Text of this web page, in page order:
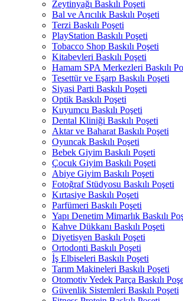
Zeytinyağı Baskılı Poşeti
Bal ve Arıcılık Baskılı Poşeti
Terzi Baskılı Poşeti
PlayStation Baskılı Poşeti
Tobacco Shop Baskılı Poşeti
Kitabevleri Baskılı Poşeti
Hamam SPA Merkezleri Baskılı
Tesettür ve Eşarp Baskılı Poşeti
Siyasi Parti Baskılı Poşeti
Optik Baskılı Poşeti
Kuyumcu Baskılı Poşeti
Dental Kliniği Baskılı Poşeti
Aktar ve Baharat Baskılı Poşeti
Oyuncak Baskılı Poşeti
Bebek Giyim Baskılı Poşeti
Çocuk Giyim Baskılı Poşeti
Abiye Giyim Baskılı Poşeti
Fotoğraf Stüdyosu Baskılı Poşeti
Kırtasiye Baskılı Poşeti
Parfümeri Baskılı Poşeti
Yapı Denetim Mimarlık Baskılı
Kahve Dükkanı Baskılı Poşeti
Diyetisyen Baskılı Poşeti
Ortodonti Baskılı Poşeti
İş Elbiseleri Baskılı Poşeti
Tarım Makineleri Baskılı Poşeti
Otomotiv Yedek Parça Baskılı
Güvenlik Sistemleri Baskılı Poşeti